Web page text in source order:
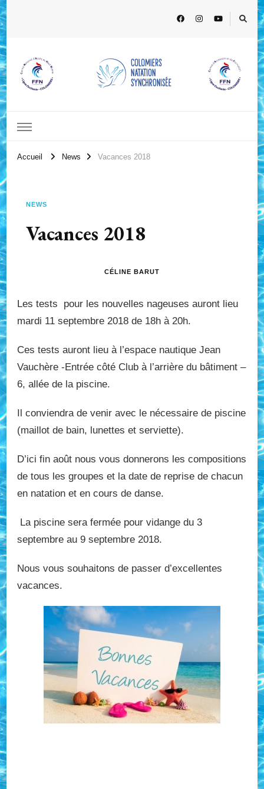
Accueil News Vacances 2018
NEWS
Vacances 2018
CÉLINE BARUT
Les tests pour les nouvelles nageuses auront lieu
mardi 11 septembre 2018 de 18h à 20h.
Ces tests auront lieu à l’espace nautique Jean
Vauchère -Entrée côté Club à l’arrière du bâtiment –
6, allée de la piscine.
Il conviendra de venir avec le nécessaire de piscine
(maillot de bain, lunettes et serviette).
D’ici fin août nous vous donnerons les compositions
de tous les groupes et la date de reprise de chacun
en natation et en cours de danse.
La piscine sera fermée pour vidange du 3
septembre au 9 septembre 2018.
Nous vous souhaitons de passer d’excellentes
vacances.